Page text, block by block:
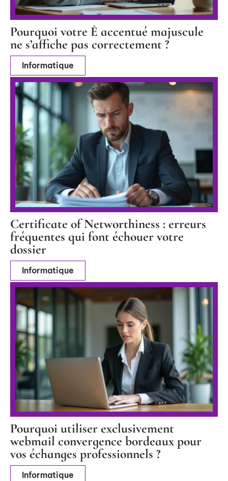
Pourquoi votre È accentué majuscule
ne s’affiche pas correctement ?
Informatique
Certificate of Networthiness : erreurs
fréquentes qui font échouer votre
dossier
Informatique
Pourquoi utiliser exclusivement
webmail convergence bordeaux pour
vos échanges professionnels ?
Informatique